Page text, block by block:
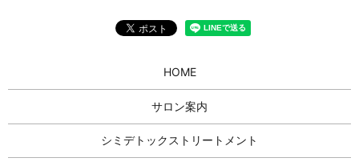
HOME
サロン案内
シミデトックストリートメント